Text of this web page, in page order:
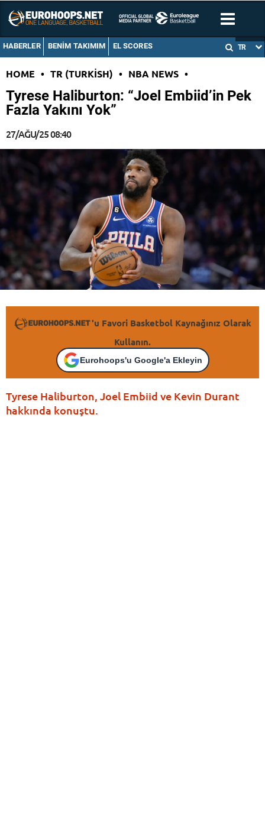
HABERLER BENIM TAKIMIM EL SCORES TR
HOME • TR (TURKISH) • NBA NEWS •
Tyrese Haliburton: “Joel Embiid’in Pek
Fazla Yakını Yok”
27/AĞU/25 08:40
'u Favori Basketbol Kaynağınız Olarak
Kullanın.
Eurohoops'u Google'a Ekleyin
Tyrese Haliburton, Joel Embiid ve Kevin Durant
hakkında konuştu.